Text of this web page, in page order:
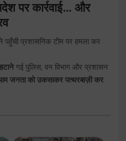
पर कार्रवाई… और
प्रशासनिक टीम पर हमला कर
गई पुलिस, वन विभाग और प्रशासन
जनता को उकसाकर पत्थरबाज़ी कर